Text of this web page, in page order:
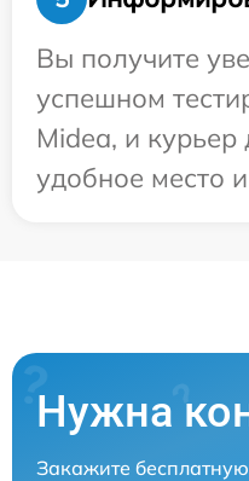
Вы получите
успешном
Midea, и курьер
удобное место
Нужна
Закажите